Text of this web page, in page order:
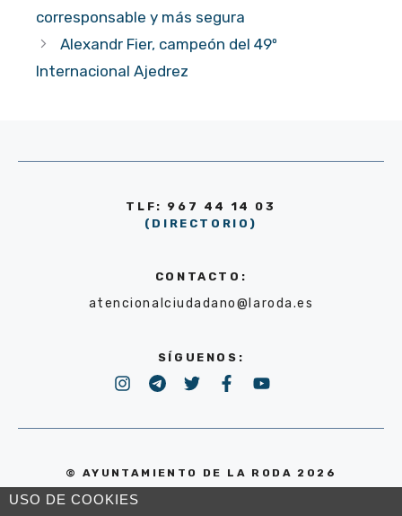
corresponsable y más segura
Alexandr Fier, campeón del 49º
Internacional Ajedrez
TLF: 967 44 14 03
(DIRECTORIO)
CONTACTO:
atencionalciudadano@laroda.es
SÍGUENOS:
© AYUNTAMIENTO DE LA RODA 2026
USO DE COOKIES